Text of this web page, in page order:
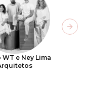
e Ney Lima